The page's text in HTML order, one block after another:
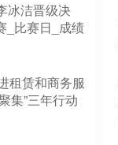
冰洁晋级决
_比赛日_成绩
租赁和商务服
集”三年行动